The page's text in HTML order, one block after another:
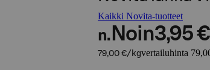
Kaikki Novita-tuotteet
n. Noin3,95 €
79,00 €/kgvertailuhinta